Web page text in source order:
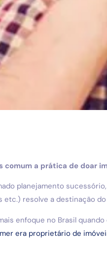
comum a prática de doar
planejamento
etc.) resolve a destinação
enfoque no Brasil
era proprietário de